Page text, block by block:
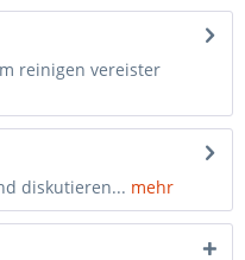
reinigen vereister
diskutieren... mehr